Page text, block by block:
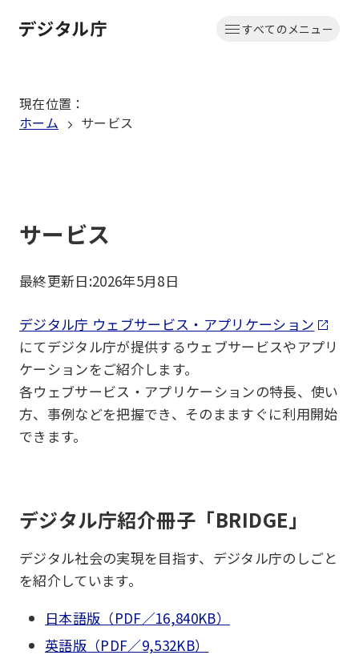
文
動
すべてのメニュー
現在位置 ：
ホーム
サービス
サービス
最終更新日:2026年5月8日
デジタル庁 ウェブサービス・アプリケーション
にてデジタル庁が提供するウェブサービスやアプリ
ケーションをご紹介します。
各ウェブサービス・アプリケーションの特長、使い
方、事例などを把握でき、そのまますぐに利用開始
できます。
デジタル庁紹介冊子「BRIDGE」
デジタル社会の実現を目指す、デジタル庁のしごと
を紹介しています。
日本語版（PDF／16,840KB）
英語版（PDF／9,532KB）